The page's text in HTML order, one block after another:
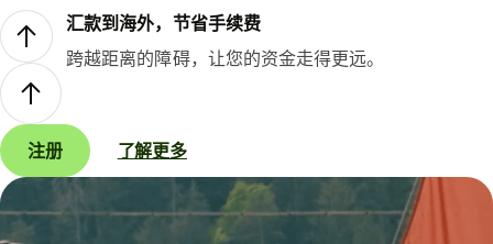
汇款到海外，节省手续费
跨越距离的障碍，让您的资金走得更远。
注册 了解更多